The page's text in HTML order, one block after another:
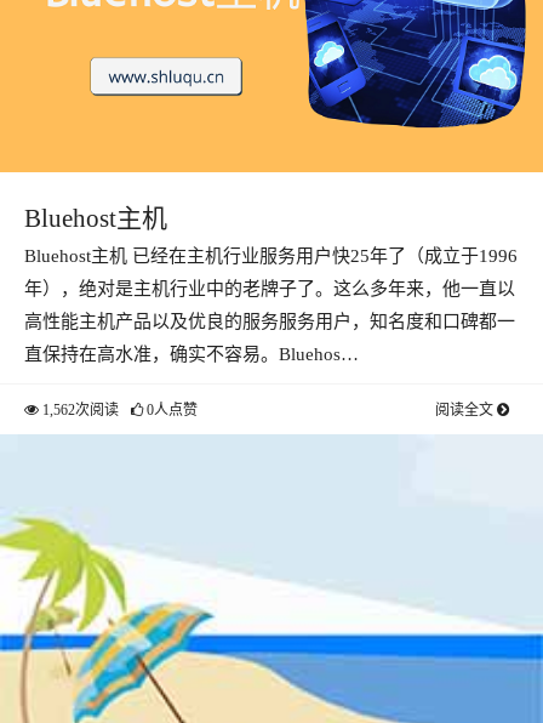
Bluehost主机
Bluehost主机 已经在主机行业服务用户快25年了（成立于1996
年），绝对是主机行业中的老牌子了。这么多年来，他一直以
高性能主机产品以及优良的服务服务用户，知名度和口碑都一
直保持在高水准，确实不容易。Bluehos…
1,562次阅读 0人点赞 阅读全文